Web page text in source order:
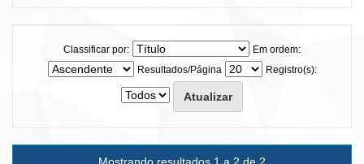
Classificar por:
Em ordem:
Resultados/Página
Registro(s):
Mostrando resultados 1 a 2 de 2